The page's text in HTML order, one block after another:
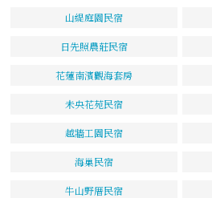
山緹庭園民宿
日先照農莊民宿
花蓮南濱觀海套房
未央花苑民宿
越牆工園民宿
海巢民宿
牛山野厝民宿